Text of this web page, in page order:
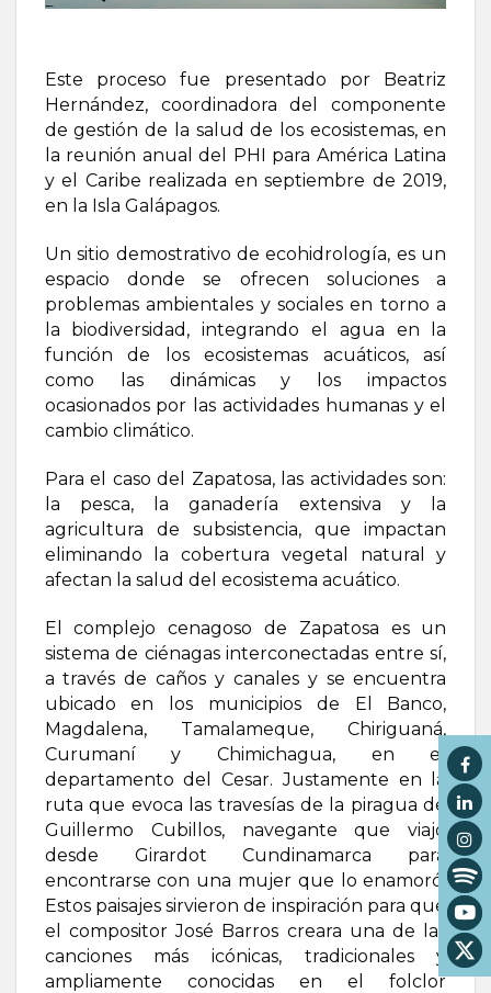
Este proceso fue presentado por Beatriz
Hernández, coordinadora del componente
de gestión de la salud de los ecosistemas, en
la reunión anual del PHI para América Latina
y el Caribe realizada en septiembre de 2019,
en la Isla Galápagos.
Un sitio demostrativo de ecohidrología, es un
espacio donde se ofrecen soluciones a
problemas ambientales y sociales en torno a
la biodiversidad, integrando el agua en la
función de los ecosistemas acuáticos, así
como las dinámicas y los impactos
ocasionados por las actividades humanas y el
cambio climático.
Para el caso del Zapatosa, las actividades son:
la pesca, la ganadería extensiva y la
agricultura de subsistencia, que impactan
eliminando la cobertura vegetal natural y
afectan la salud del ecosistema acuático.
El complejo cenagoso de Zapatosa es un
sistema de ciénagas interconectadas entre sí,
a través de caños y canales y se encuentra
ubicado en los municipios de El Banco,
Magdalena, Tamalameque, Chiriguaná,
Curumaní y Chimichagua, en el
departamento del Cesar. Justamente en la
ruta que evoca las travesías de la piragua de
Guillermo Cubillos, navegante que viajó
desde Girardot Cundinamarca para
encontrarse con una mujer que lo enamoró.
Estos paisajes sirvieron de inspiración para que
el compositor José Barros creara una de las
canciones más icónicas, tradicionales y
ampliamente conocidas en el folclor